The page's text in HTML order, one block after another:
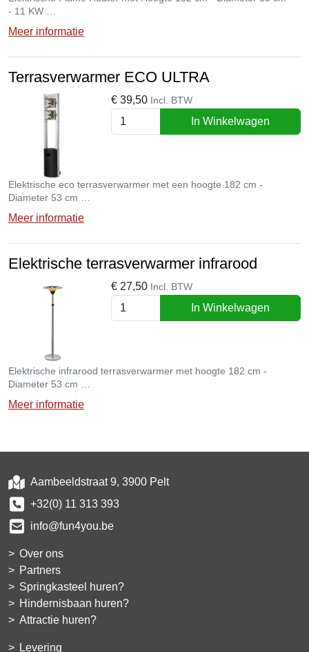
- 11 KW
Meer informatie
Terrasverwarmer ECO ULTRA
€ 39,50 Incl. BTW
In Winkelwagen
Elektrische eco terrasverwarmer met een hoogte 182 cm -
Diameter 53 cm
- Verbruik: 1048 g/u
Meer informatie
Elektrische terrasverwarmer infrarood
€ 27,50 Incl. BTW
In Winkelwagen
Elektrische infrarood terrasverwarmer met hoogte 182 cm -
Diameter 53 cm
- 11 KW
- Verbruik: 1048 g/u
Meer informatie
Aambeeldstraat 9, 3900 Pelt
+32(0) 11 313 393
info@fun4you.be
Over ons
Partners
Springkasteel huren?
Hindernisbaan huren?
Attractie huren?
Levering